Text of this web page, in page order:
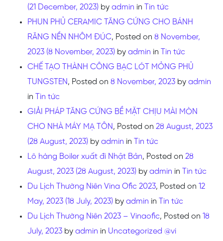
(21 December, 2023) by admin in
Tin tức
PHUN PHỦ CERAMIC TĂNG CỨNG CHO BÁNH
RĂNG NỀN NHÔM ĐÚC, Posted on 8 November,
2023 (8 November, 2023) by admin in
Tin tức
CHẾ TẠO THÀNH CÔNG BẠC LÓT MỎNG PHỦ
TUNGSTEN, Posted on 8 November, 2023 by admin
in
Tin tức
GIẢI PHÁP TĂNG CỨNG BỀ MẶT CHỊU MÀI MÒN
CHO NHÀ MÁY MẠ TÔN, Posted on 28 August, 2023
(28 August, 2023) by admin in
Tin tức
Lô hàng Boiler xuất đi Nhật Bản, Posted on 28
August, 2023 (28 August, 2023) by admin in
Tin tức
Du Lịch Thường Niên Vina Ofic 2023, Posted on 12
May, 2023 (18 July, 2023) by admin in
Tin tức
Du Lịch Thường Niên 2023 – Vinaofic, Posted on 18
July, 2023 by admin in Uncategorized @vi